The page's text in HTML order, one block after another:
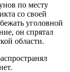
по месту
со своей
уголовной
он спрятал
области.